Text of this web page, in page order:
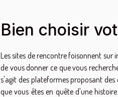
Bien choisir
Les sites de rencontre foisonnent
de vous donner ce que vous
s'agit des plateformes proposant des
que vous êtes en quête d'une